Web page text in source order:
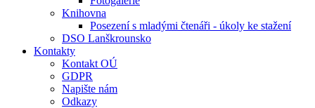
Knihovna
Posezení s mladými čtenáři - úkoly ke stažení
DSO Lanškrounsko
Kontakty
Kontakt OÚ
GDPR
Napište nám
Odkazy